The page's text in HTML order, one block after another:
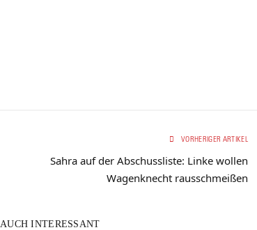
VORHERIGER ARTIKEL
Sahra auf der Abschussliste: Linke wollen
Wagenknecht rausschmeißen
AUCH INTERESSANT